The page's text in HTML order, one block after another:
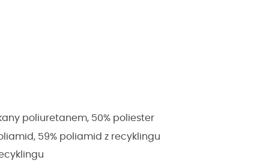
poliuretanem, 50% poliester
59% poliamid z recyklingu